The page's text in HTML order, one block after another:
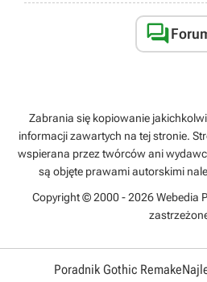

Zabrania się kopiowanie
informacji zawartych na tej stronie.
wspierana przez twórców ani
są objęte prawami autorskimi
Copyright © 2000 - 2026 Webedia
Poradnik Gothic Remake